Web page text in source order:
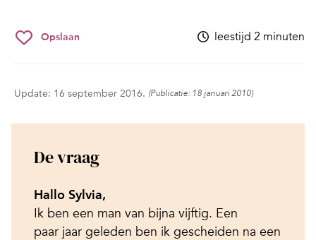
Opslaan leestijd 2 minuten
Update: 16 september 2016. (Publicatie: 18 januari 2010)
De vraag
Hallo Sylvia,
Ik ben een man van bijna vijftig. Een
paar jaar geleden ben ik gescheiden na een